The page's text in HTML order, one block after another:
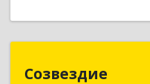
Созвездие